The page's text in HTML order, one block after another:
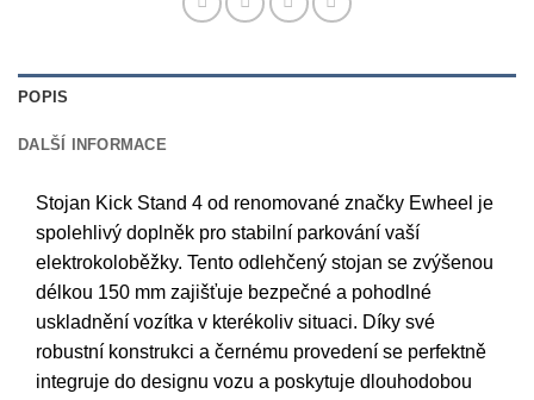
POPIS
DALŠÍ INFORMACE
Stojan Kick Stand 4 od renomované značky Ewheel je
spolehlivý doplněk pro stabilní parkování vaší
elektrokoloběžky. Tento odlehčený stojan se zvýšenou
délkou 150 mm zajišťuje bezpečné a pohodlné
uskladnění vozítka v kterékoliv situaci. Díky své
robustní konstrukci a černému provedení se perfektně
integruje do designu vozu a poskytuje dlouhodobou